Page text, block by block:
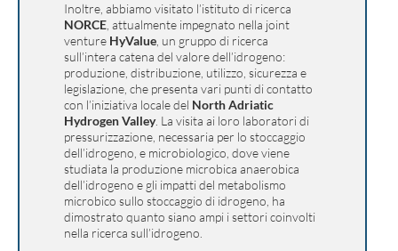
Inoltre, abbiamo visitato l’istituto di ricerca
NORCE , attualmente impegnato nella joint
venture HyValue , un gruppo di ricerca
sull’intera catena del valore dell’idrogeno:
produzione, distribuzione, utilizzo, sicurezza e
legislazione, che presenta vari punti di contatto
con l’iniziativa locale del North Adriatic
Hydrogen Valley. La visita ai loro laboratori di
pressurizzazione, necessaria per lo stoccaggio
dell’idrogeno, e microbiologico, dove viene
studiata la produzione microbica anaerobica
dell’idrogeno e gli impatti del metabolismo
microbico sullo stoccaggio di idrogeno, ha
dimostrato quanto siano ampi i settori coinvolti
nella ricerca sull’idrogeno.